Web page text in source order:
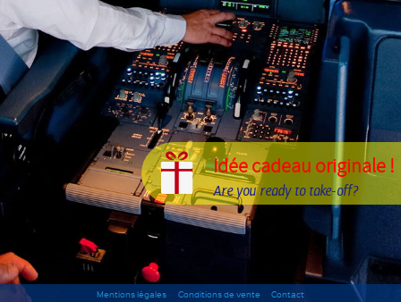
Idée cadeau originale !
Are you ready to take-off?
Mentions légales Conditions de vente Contact